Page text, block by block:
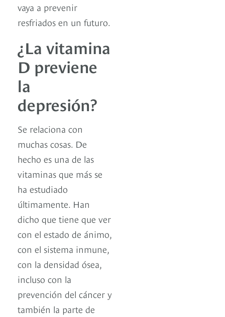
vaya a prevenir
resfriados en un futuro.
¿La vitamina
D previene
la
depresión?
Se relaciona con
muchas cosas. De
hecho es una de las
vitaminas que más se
ha estudiado
últimamente. Han
dicho que tiene que ver
con el estado de ánimo,
con el sistema inmune,
con la densidad ósea,
incluso con la
prevención del cáncer y
también la parte de